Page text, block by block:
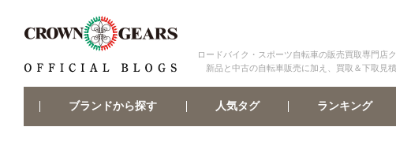
ロードバイク・スポーツ自転車の販売買取専門店
新品と中古の自転車販売に加え、買取＆下取見積
ブランドから探す 人気タグ ランキング